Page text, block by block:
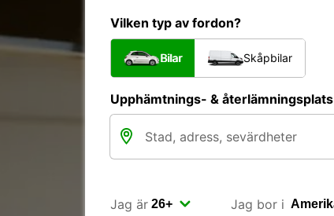
Vilken typ av fordon?
Bilar Skåpbilar
Upphämtnings- & återlämningsplats
Jag är Jag bor i